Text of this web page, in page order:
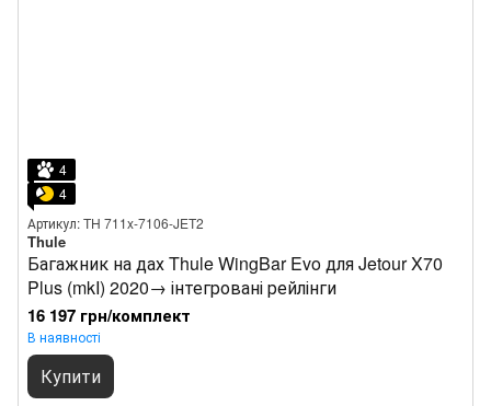
4
4
Артикул: TH 711x-7106-JET2
Thule
Багажник на дах Thule WingBar Evo для Jetour X70
Plus (mkI) 2020→ інтегровані рейлінги
16 197 грн/комплект
В наявності
Купити